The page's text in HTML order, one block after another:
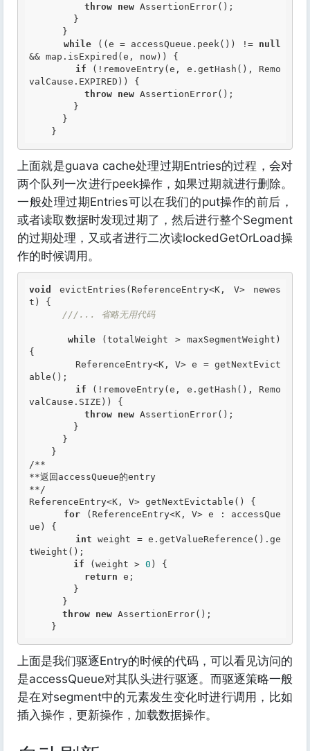
throw new AssertionError();
while ((e = accessQueue.peek()) != null
&& map.isExpired(e, now)) {
if (!removeEntry(e, e.getHash(), Remo
valCause.EXPIRED)) {
throw new AssertionError();
上面就是guava cache处理过期Entries的过程，会对
两个队列一次进行peek操作，如果过期就进行删除。
一般处理过期Entries可以在我们的put操作的前后，
或者读取数据时发现过期了，然后进行整个Segment
的过期处理，又或者进行二次读lockedGetOrLoad操
作的时候调用。
void
evictEntries(ReferenceEntry<K, V> newes
t) {
///... 省略无用代码
while (totalWeight > maxSegmentWeight)
{
able();
if (!removeEntry(e, e.getHash(), Remo
valCause.SIZE)) {
throw new AssertionError();
/**
**返回accessQueue的entry
**/
ReferenceEntry<K, V> getNextEvictable() {
for (ReferenceEntry<K, V> e : accessQue
ue) {
int weight = e.getValueReference().ge
tWeight();
if (weight > 0 ) {
return e;
throw new AssertionError();
上面是我们驱逐Entry的时候的代码，可以看见访问的
是accessQueue对其队头进行驱逐。而驱逐策略一般
是在对segment中的元素发生变化时进行调用，比如
插入操作，更新操作，加载数据操作。